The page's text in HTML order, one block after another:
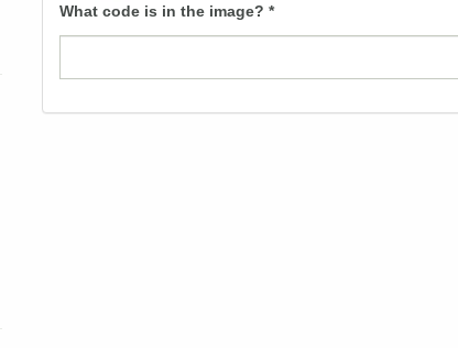
What code is in the image? *